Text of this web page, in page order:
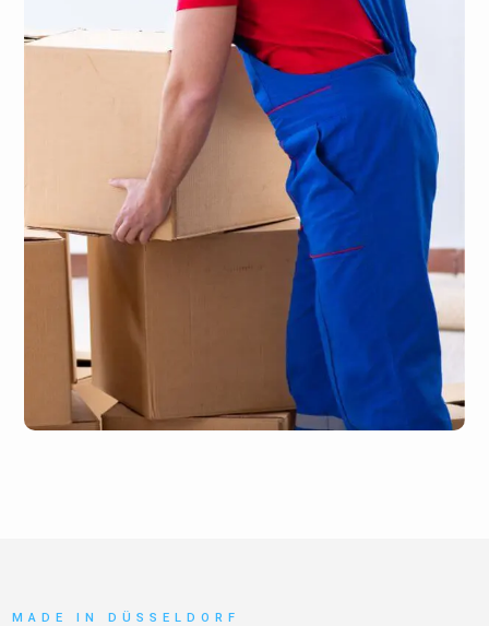
MADE IN DÜSSELDORF